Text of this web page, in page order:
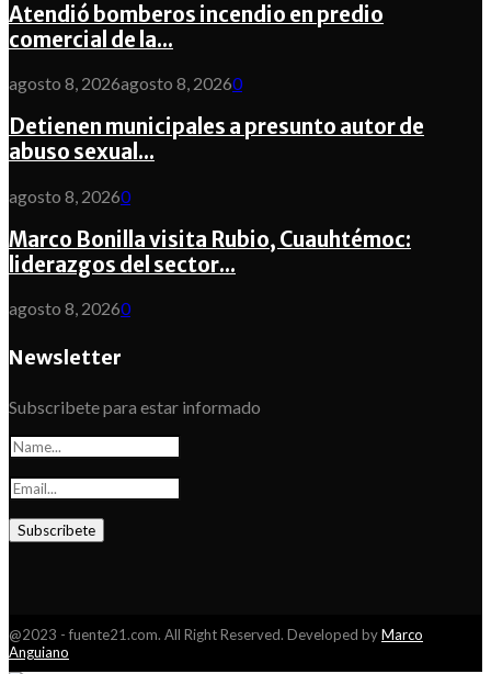
Atendió bomberos incendio en predio
comercial de la...
agosto 8, 2026agosto 8, 20260
Detienen municipales a presunto autor de
abuso sexual...
agosto 8, 20260
Marco Bonilla visita Rubio, Cuauhtémoc:
liderazgos del sector...
agosto 8, 20260
Newsletter
Subscribete para estar informado
@2023 - fuente21.com. All Right Reserved. Developed byMarco
Anguiano